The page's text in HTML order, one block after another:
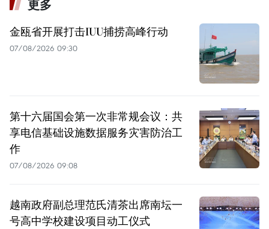
更多
金瓯省开展打击IUU捕捞高峰行动
07/08/2026 09:30
第十六届国会第一次非常规会议：共
享电信基础设施数据服务灾害防治工
作
07/08/2026 09:08
越南政府副总理范氏清茶出席南坛一
号高中学校建设项目动工仪式